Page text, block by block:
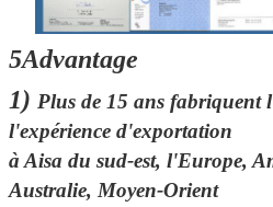
5Advantage
1) Plus de 15 ans fabriquent
l'expérience d'exportation
à Aisa du sud-est, l'Europe,
Australie, Moyen-Orient